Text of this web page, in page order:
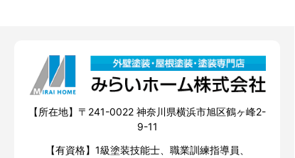
【所在地】〒241-0022 神奈川県横浜市旭区鶴ヶ峰2-
9-11
【有資格】1級塗装技能士、職業訓練指導員、